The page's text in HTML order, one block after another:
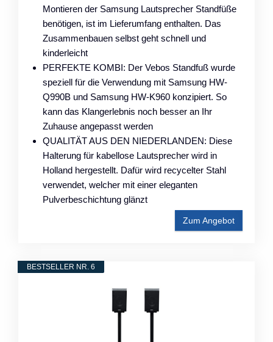
Montieren der Samsung Lautsprecher Standfüße
benötigen, ist im Lieferumfang enthalten. Das
Zusammenbauen selbst geht schnell und
kinderleicht
PERFEKTE KOMBI: Der Vebos Standfuß wurde
speziell für die Verwendung mit Samsung HW-
Q990B und Samsung HW-K960 konzipiert. So
kann das Klangerlebnis noch besser an Ihr
Zuhause angepasst werden
QUALITÄT AUS DEN NIEDERLANDEN: Diese
Halterung für kabellose Lautsprecher wird in
Holland hergestellt. Dafür wird recycelter Stahl
verwendet, welcher mit einer eleganten
Pulverbeschichtung glänzt
Zum Angebot
BESTSELLER NR. 6